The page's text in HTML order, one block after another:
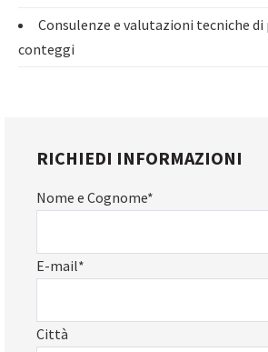
Consulenze e valutazioni tecniche
conteggi
RICHIEDI INFORMAZIONI
Nome e Cognome*
E-mail*
Città